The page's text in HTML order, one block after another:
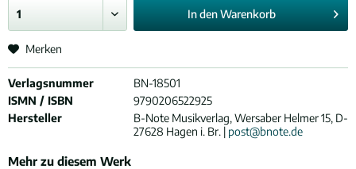
In denWarenkorb
Merken
Verlagsnummer
BN-18501
ISMN / ISBN
9790206522925
Hersteller
B-Note Musikverlag, Wersaber Helmer 15, D-
27628 Hagen i. Br. | post@bnote.de
Mehr zu diesem Werk